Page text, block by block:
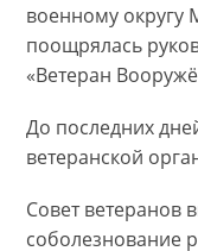
военному округу
поощрялась
«Ветеран
До последних
ветеранской
Совет ветеранов
соболезнование